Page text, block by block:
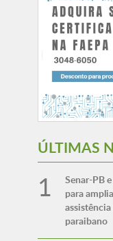
ÚLTIMAS
Senar-PB
para
paraibano